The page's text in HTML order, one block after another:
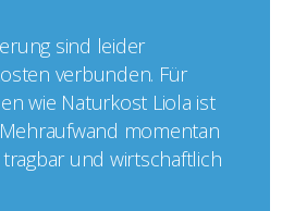
sind leider
verbunden. Für
wie Naturkost Liola ist
momentan
und wirtschaftlich